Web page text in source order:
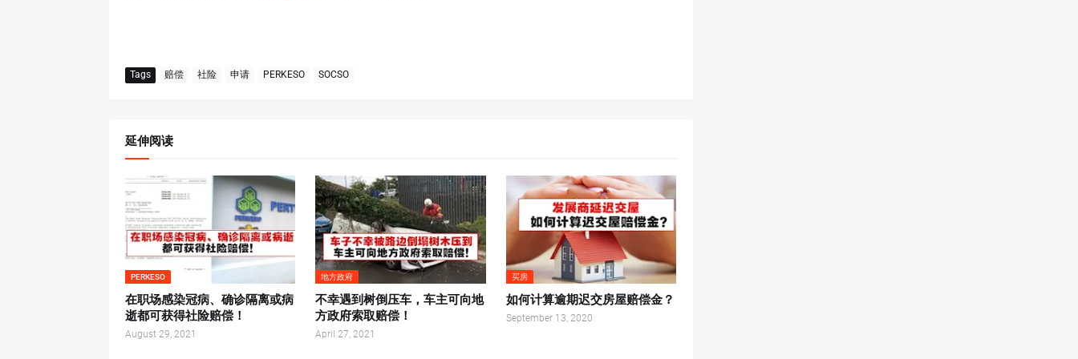
Tags 赔偿 社险 申请 PERKESO SOCSO
延伸阅读
PERKESO
在职场感染冠病、确诊隔离或病
逝都可获得社险赔偿！
August 29, 2021
地方政府
不幸遇到树倒压车，车主可向地
方政府索取赔偿！
April 27, 2021
买房
如何计算逾期迟交房屋赔偿金？
September 13, 2020